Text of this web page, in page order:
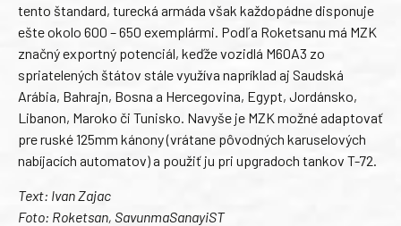
tento štandard, turecká armáda však každopádne disponuje
ešte okolo 600 – 650 exemplármi. Podľa Roketsanu má MZK
značný exportný potenciál, keďže vozidlá M60A3 zo
spriatelených štátov stále využíva napríklad aj Saudská
Arábia, Bahrajn, Bosna a Hercegovina, Egypt, Jordánsko,
Libanon, Maroko či Tunisko. Navyše je MZK možné adaptovať
pre ruské 125mm kánony (vrátane pôvodných karuselových
nabíjacích automatov) a použiť ju pri upgradoch tankov T-72.
Text: Ivan Zajac
Foto: Roketsan, SavunmaSanayiST